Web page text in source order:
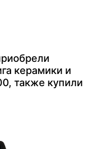
керамики и
также купили